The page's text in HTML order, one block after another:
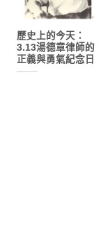
歷史上的今天：
3.13湯德章律師的
正義與勇氣紀念日